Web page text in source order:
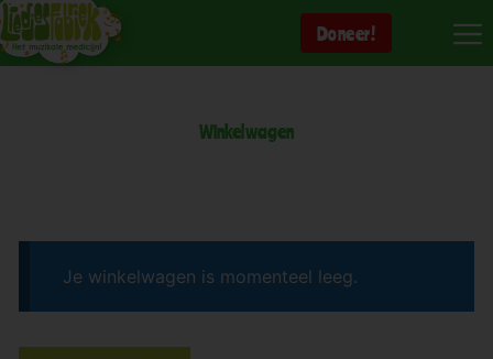
Ga
naar
de
Doneer!
Winkelwagen
Je winkelwagen is momenteel leeg.